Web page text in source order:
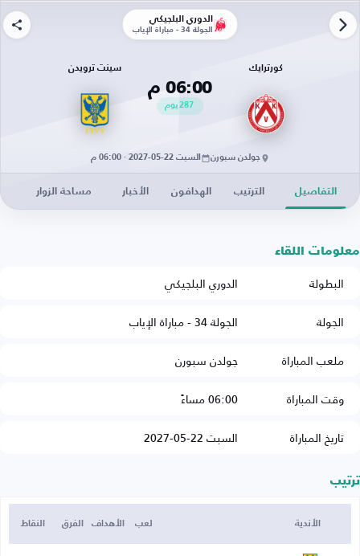
الدوري البلجيكي
الجولة 34 - مباراة الإياب
كورترايك
06:00 م
287يوم
سينت ترويدن
جولدن سبورن السبت 22-05-2027 · 06:00 م
التفاصيل الترتيب الهدافون الأخبار مساحة الزوار
معلومات اللقاء
البطولة
الدوري البلجيكي
الجولة
الجولة 34 - مباراة الإياب
ملعب المباراة
جولدن سبورن
وقت المباراة
06:00 مساءً
تاريخ المباراة
السبت 22-05-2027
ترتيب
الأندية لعب الأهداف الفرق النقاط